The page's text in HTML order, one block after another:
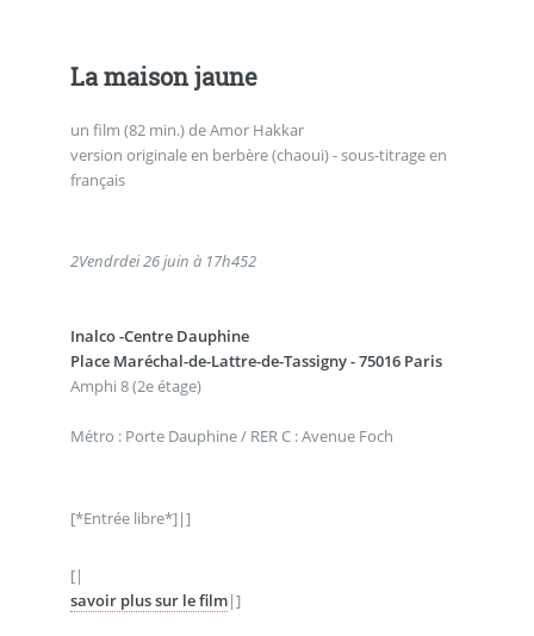
La maison jaune
un film (82 min.) de Amor Hakkar
version originale en berbère (chaoui) - sous-titrage en
français
2Vendrdei 26 juin à 17h452
Inalco -Centre Dauphine
Place Maréchal-de-Lattre-de-Tassigny - 75016 Paris
Amphi 8 (2e étage)
Métro : Porte Dauphine / RER C : Avenue Foch
[*Entrée libre*]|]
[|
savoir plus sur le film|]